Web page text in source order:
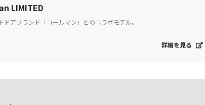
LIMITED
アブランド「コールマン」とのコラボモデル。
詳細を見る